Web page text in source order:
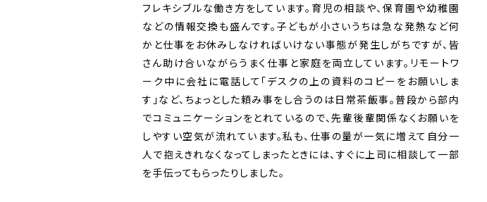
フレキシブルな働き方をしています。育児の相談や、保育園や幼稚園
などの情報交換も盛んです。子どもが小さいうちは急な発熱など何
かと仕事をお休みしなければいけない事態が発生しがちですが、皆
さん助け合いながらうまく仕事と家庭を両立しています。リモートワ
ーク中に会社に電話して「デスクの上の資料のコピーをお願いしま
す」など、ちょっとした頼み事をし合うのは日常茶飯事。普段から部内
でコミュニケーションをとれているので、先輩後輩関係なくお願いを
しやすい空気が流れています。私も、仕事の量が一気に増えて自分一
人で抱えきれなくなってしまったときには、すぐに上司に相談して一部
を手伝ってもらったりしました。